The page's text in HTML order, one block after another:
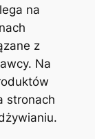
na
z
Na
stronach